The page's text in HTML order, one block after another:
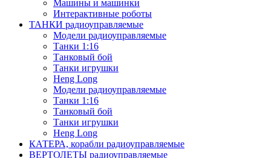
Машины и машинки
Интерактивные роботы
ТАНКИ радиоуправляемые
Модели радиоуправляемые
Танки 1:16
Танковый бой
Танки игрушки
Heng Long
Модели радиоуправляемые
Танки 1:16
Танковый бой
Танки игрушки
Heng Long
КАТЕРА, корабли радиоуправляемые
ВЕРТОЛЕТЫ радиоуправляемые